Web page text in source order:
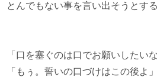
とんでもない事を言い出そうとす
「口を塞ぐのは口でお願いしたいな
「もぅ。誓いの口づけはこの後よ」